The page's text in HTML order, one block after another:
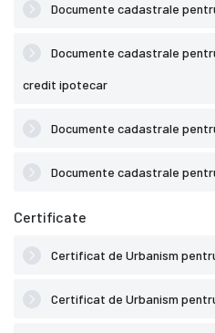
Documente cadastrale
Documente cadastrale
credit ipotecar
Documente cadastrale
Documente cadastrale
Certificate
Certificat de Urbanism
Certificat de Urbanism